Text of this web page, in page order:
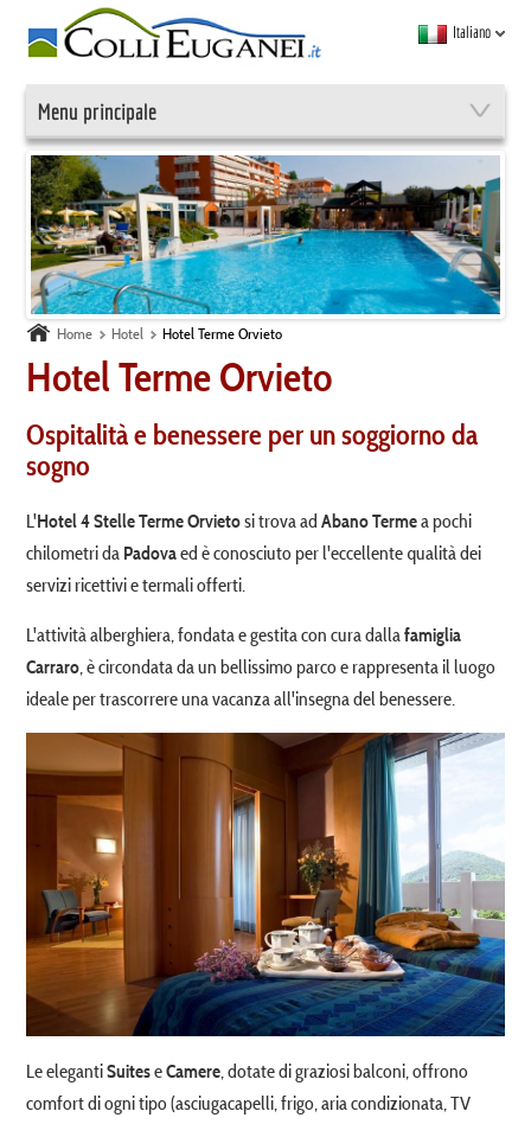
Italiano
Menu principale
Home Hotel Hotel Terme Orvieto
Hotel Terme Orvieto
Ospitalità e benessere per un soggiorno da
sogno
L'Hotel 4 Stelle Terme Orvietosi trova adAbano Termea pochi
chilometri da Padovaed è conosciuto per l'eccellente qualità dei
servizi ricettivi e termali offerti.
L'attività alberghiera, fondata e gestita con cura dallafamiglia
Carraro , è circondata da un bellissimo parco e rappresenta il luogo
ideale per trascorrere una vacanza all'insegna del benessere.
Le elegantiSuiteseCamere, dotate di graziosi balconi, offrono
comfort di ogni tipo (asciugacapelli, frigo, aria condizionata, TV